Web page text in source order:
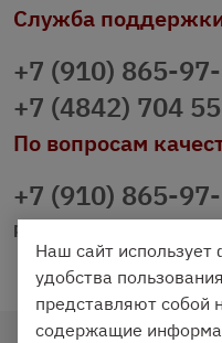
Служба
+7 (910) 865-
+7 (4842) 704
По вопросам
+7 (910) 865-
prazdnichniy40@palmi.ru
Наш сайт
удобства
представляют собой
содержащие